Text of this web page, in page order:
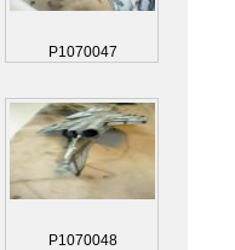
P1070047
P1070048